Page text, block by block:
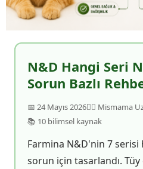
N&D Hangi Seri
Sorun Bazlı
📅 24 Mayıs 2026👨‍⚕️ Mismama
📚 10 bilimsel kaynak
Farmina N&D'nin 7
sorun için tasarlandı.